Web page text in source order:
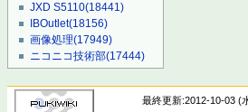
JXD S5110(18441)
IBOutlet(18156)
画像処理(17949)
ニコニコ技術部(17444)
最終更新:2012-10-03 (